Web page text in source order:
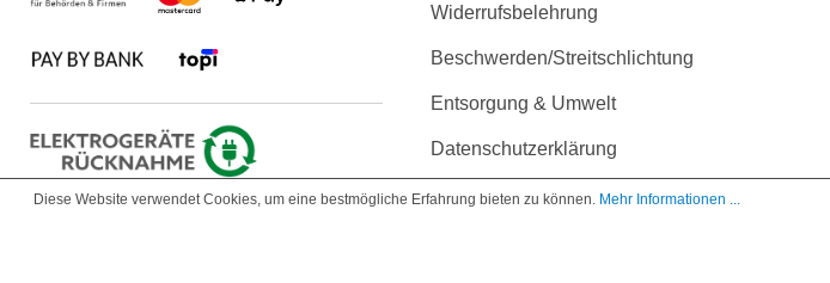
Widerrufsbelehrung
Beschwerden/Streitschlichtung
Entsorgung & Umwelt
Datenschutzerklärung
Erklärung zur Barrierefreiheit
Diese Website verwendet Cookies, um eine bestmögliche Erfahrung bieten zu können. Mehr Informationen ...